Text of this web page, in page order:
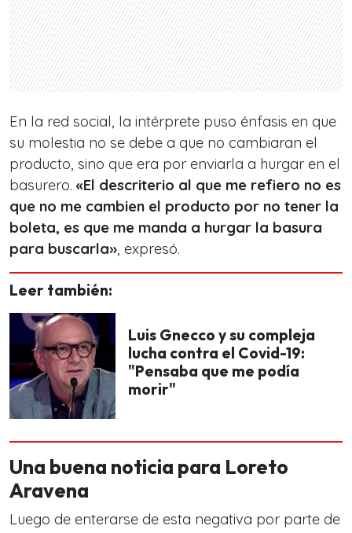
En la red social, la intérprete puso énfasis en que
su molestia no se debe a que no cambiaran el
producto, sino que era por enviarla a hurgar en el
basurero. «El descriterio al que me refiero no es
que no me cambien el producto por no tener la
boleta, es que me manda a hurgar la basura
para buscarla», expresó.
Leer también:
Luis Gnecco y su compleja
lucha contra el Covid-19:
"Pensaba que me podía
morir"
Una buena noticia para Loreto
Aravena
Luego de enterarse de esta negativa por parte de